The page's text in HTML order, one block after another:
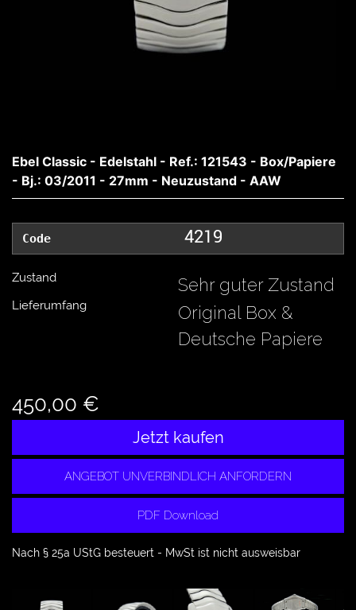
Ebel Classic - Edelstahl - Ref.: 121543 - Box/Papiere
- Bj.: 03/2011 - 27mm - Neuzustand - AAW
Code 4219
Zustand Sehr guter Zustand
Lieferumfang
Original Box &
Deutsche Papiere
450,00 €
Jetzt kaufen
ANGEBOT UNVERBINDLICH ANFORDERN
Nach § 25a UStG besteuert - MwSt ist nicht ausweisbar
PDF Download